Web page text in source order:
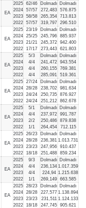
EA
2025
2024
2023
2022
62/46
57/57
58/58
57/57
Dolmadı
272,483
265,354
319,797
Dolmadı
576.875
713.813
296.510
EA
2025
2024
2023
2022
23/19
25/25
21/21
17/17
Dolmadı
245,796
245,372
273,443
Dolmadı
885.937
942.400
621.803
EA
2025
2024
2023
2022
5/3
4/4
4/4
4/4
Dolmadı
241,472
260,155
285,091
Dolmadı
943.554
769.381
519.361
EA
2025
2024
2023
2022
27/24
28/28
24/24
24/24
Dolmadı
238,702
250,735
251,212
Dolmadı
981.634
876.927
862.678
EA
2025
2024
2023
2022
5/1
4/4
2/2
1/1
Dolmadı
237,972
250,486
264,454
Dolmadı
991.787
879.838
712.115
EA
2025
2024
2023
2022
26/23
28/28
23/23
18/18
Dolmadı
236,381
247,956
251,488
Dolmadı
1.013.731
910.437
859.234
EA
2025
2024
2023
2022
9/3
4/4
4/4
1/1
Dolmadı
236,134
224,94
269,149
Dolmadı
1.017.359
1.215.638
663.585
EA
2025
2024
2023
2022
28/23
28/28
23/23
18/18
Dolmadı
227,577
231,511
247,745
Dolmadı
1.138.894
1.124.133
905.621